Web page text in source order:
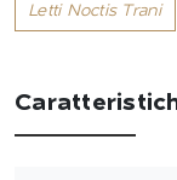
Letti Noctis Trani